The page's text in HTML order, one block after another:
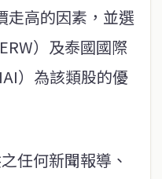
走高的因素，並選
）及泰國國際
）為該類股的優
任何新聞報導、